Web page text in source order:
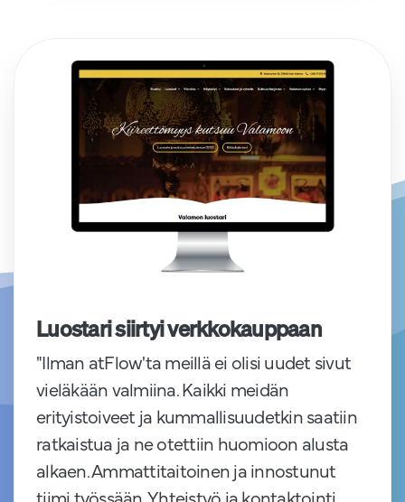
Luostari siirtyi verkkokauppaan
"Ilman atFlow'ta meillä ei olisi uudet sivut
vieläkään valmiina. Kaikki meidän
erityistoiveet ja kummallisuudetkin saatiin
ratkaistua ja ne otettiin huomioon alusta
alkaen. Ammattitaitoinen ja innostunut
tiimi työssään. Yhteistyö ja kontaktointi